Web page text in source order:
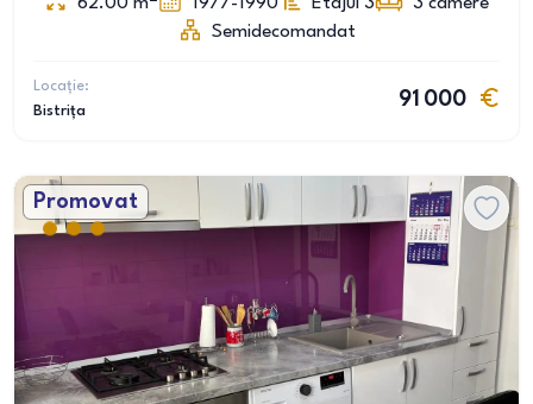
Semidecomandat
Locație:
Bistrița
91 000
Promovat